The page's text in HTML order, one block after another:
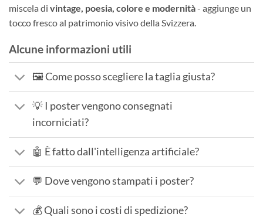
miscela di vintage, poesia, colore e modernità- aggiunge un
tocco fresco al patrimonio visivo della Svizzera.
Alcune informazioni utili
🖼️ Come posso scegliere la taglia giusta?
💡 I poster vengono consegnati
incorniciati?
🤖 È fatto dall'intelligenza artificiale?
💬 Dove vengono stampati i poster?
💰 Quali sono i costi di spedizione?